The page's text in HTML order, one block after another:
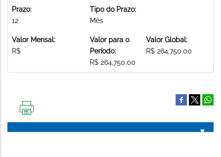
Prazo:
12
Tipo do Prazo:
Mês
Valor Mensal:
R$
Valor para o
Período:
R$ 264,750.00
Valor Global:
R$ 264,750.00
PÁGINA